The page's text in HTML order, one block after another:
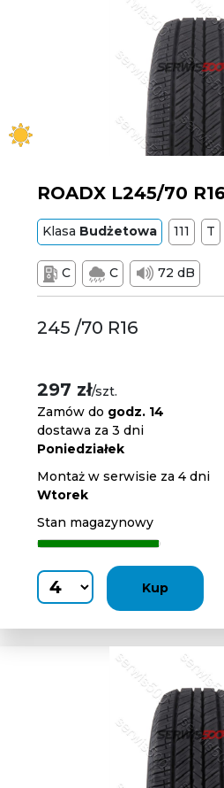
ROADX L245/70
Klasa Budżetowa 111 T
C C 72 dB
245 /70 R16
297 zł/szt.
Zamów do godz. 14
dostawa za 3 dni
Poniedziałek
Montaż w serwisie za 4 dni
Wtorek
Stan magazynowy
Kup